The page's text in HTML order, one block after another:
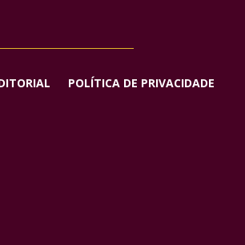
POLÍTICA DE PRIVACIDADE